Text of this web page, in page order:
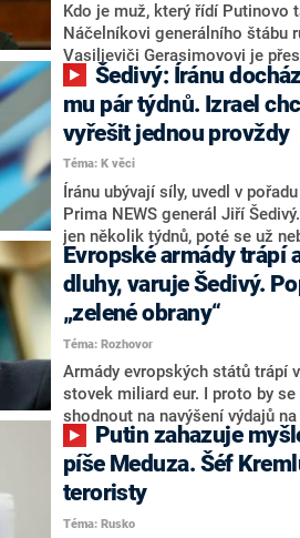
Kdo je muž, který řídí Putinovo
Náčelníkovi generálního štábu
Vasiljeviči Gerasimovovi je
sebou pozoruhodnou kariéru,
nezpochybnitelná válečná
mu pár týdnů. Izrael
vyřešit jednou provždy
Téma: K věci
Íránu ubývají síly, uvedl v
Prima NEWS generál Jiří
jen několik týdnů, poté se už
izraelským útokům. Židovský
Šedivého letité spory s
provždy.
Evropské armády trápí
dluhy, varuje Šedivý.
„zelené obrany“
Téma: Rozhovor
Armády evropských států trápí
stovek miliard eur. I proto by se
shodnout na navýšení výdajů
rozhovoru pro CNN Prima
ministr obrany a donedávna i
agentury (EDA). Podle něj je
investicím do obrany možné
klimatické cíle. „Investice do
píše Meduza. Šéf
teroristy
Téma: Rusko